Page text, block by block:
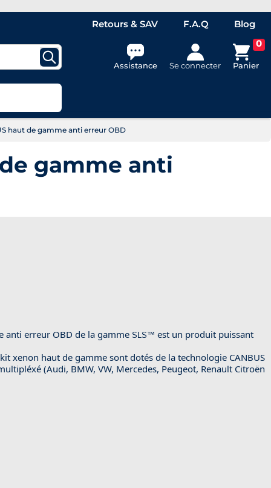
Retours & SAV F.A.Q Blog
Assistance Se connecter
0
Panier
haut de gamme anti erreur OBD
gamme anti
anti erreur OBD de la gamme SLS™ est un produit puissant
xenon haut de gamme sont dotés de la technologie CANBUS
(Audi, BMW, VW, Mercedes, Peugeot, Renault Citroën